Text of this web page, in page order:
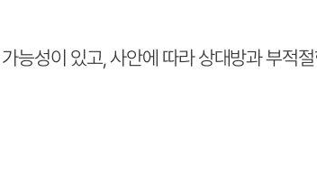
능성이 있고, 사안에 따라 상대방과 부적